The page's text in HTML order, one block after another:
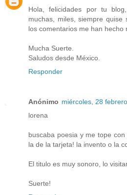
Hola, felicidades por tu
muchas, miles, siempre quise
los comentarios me han hecho
Mucha Suerte.
Saludos desde México.
Responder
Anónimo miércoles, 28
lorena
buscaba poesia y me tope
la de la tarjeta! la invento o la
El titulo es muy sonoro, lo
Suerte!